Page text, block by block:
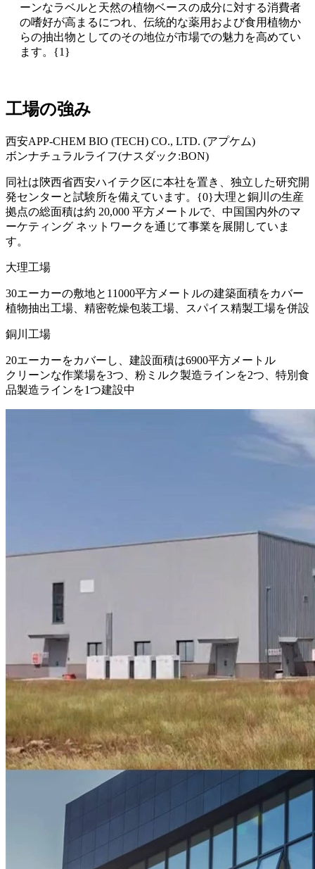
ーンなラベルと天然の植物ベースの成分に対する消費者
の嗜好が高まるにつれ、伝統的な薬用および食用植物か
らの抽出物としてのその地位が市場での魅力を高めてい
ます。{1}
工場の強み
西安APP-CHEM BIO (TECH) CO., LTD. (アプケム)
ボンナチュラルライフ(ナスダック:BON)
同社は陝西省西安ハイテク区に本社を置き、独立した研究開
発センターと試験所を備えています。{0}大理と銅川の生産
拠点の総面積は約 20,000 平方メートルで、中国国内外のマ
ーケティング ネットワークを通じて事業を展開していま
す。
大理工場
30エーカーの敷地と11000平方メートルの建築面積をカバー
植物抽出工場、精密乾燥包装工場、スパイス精製工場を併設
銅川工場
20エーカーをカバーし、建設面積は6900平方メートル
クリーンな作業場を3つ、粉ミルク製造ラインを2つ、特別食
品製造ラインを1つ建設中